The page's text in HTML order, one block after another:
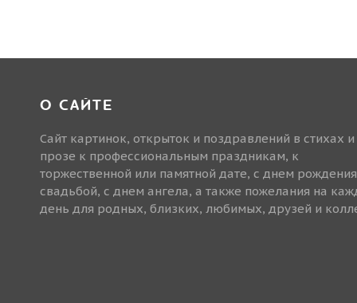
О САЙТЕ
Сайт картинок, открыток и поздравлений в стихах и
прозе к профессиональным праздникам, к
торжественной или памятной дате, с днем
свадьбой, с днем ангела, а также пожелания на
день для родных, близких, любимых, друзей и